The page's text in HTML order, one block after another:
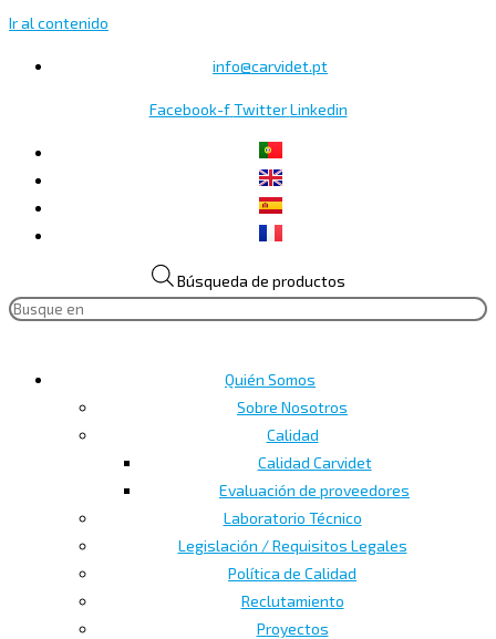
Ir al contenido
info@carvidet.pt
Facebook-f Twitter Linkedin
Búsqueda de productos
Quién Somos
Sobre Nosotros
Calidad
Calidad Carvidet
Evaluación de proveedores
Laboratorio Técnico
Legislación / Requisitos Legales
Política de Calidad
Reclutamiento
Proyectos